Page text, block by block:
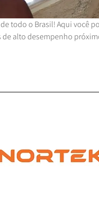
de todo o Brasil! Aqui você
alto desempenho